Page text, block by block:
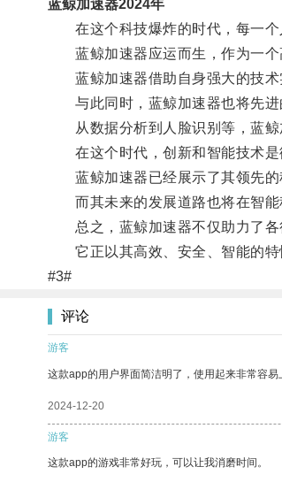
蓝鲸加速器2024年
在这个科技爆炸的时代，每一个
蓝鲸加速器应运而生，作为一个
蓝鲸加速器借助自身强大的技术
与此同时，蓝鲸加速器也将先进
从数据分析到人脸识别等，蓝鲸
在这个时代，创新和智能技术是
蓝鲸加速器已经展示了其领先的
而其未来的发展道路也将在智能
总之，蓝鲸加速器不仅助力了各
它正以其高效、安全、智能的特
#3#
评论
游客
这款app的用户界面简洁明了，使用起来非常容易
2024-12-20
游客
这款app的游戏非常好玩，可以让我消磨时间。